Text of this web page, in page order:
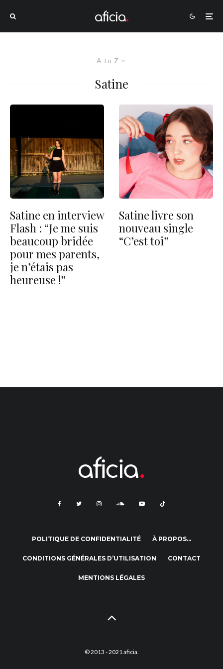
A to Z
Satine
Satine en interview
Flash : “Je me suis
beaucoup bridée
pour mes parents,
je n’étais pas
heureuse !”
Satine livre son
nouveau single
“C’est toi”
POLITIQUE DE CONFIDENTIALITÉ À PROPOS…
CONDITIONS GÉNÉRALES D’UTILISATION CONTACT
MENTIONS LÉGALES
© 2013 - 2021 aficia.